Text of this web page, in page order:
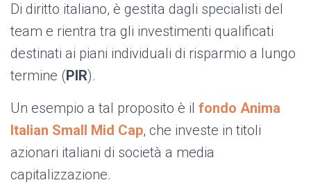
Di diritto italiano, è gestita dagli specialisti del
team e rientra tra gli investimenti qualificati
destinati ai piani individuali di risparmio a lungo
termine (PIR).
Un esempio a tal proposito è il fondo Anima
Italian Small Mid Cap, che investe in titoli
azionari italiani di società a media
capitalizzazione.